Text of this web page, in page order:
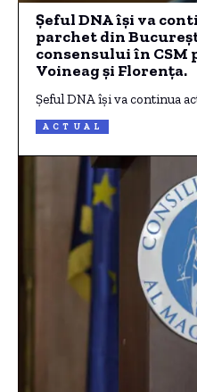
Șeful DNA își va
parchet din
consensului în
Voineag și Florența.
Șeful DNA își va continua
ACTUAL